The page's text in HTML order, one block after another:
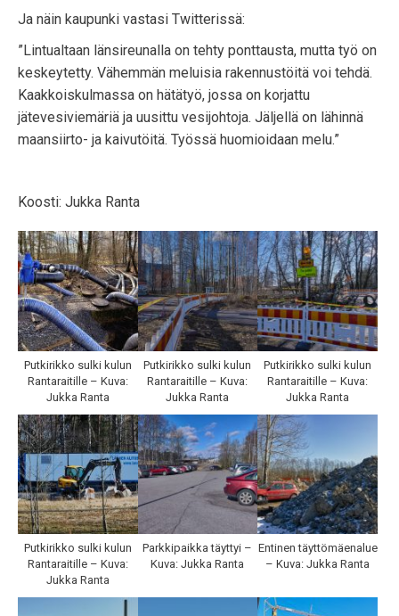
Ja näin kaupunki vastasi Twitterissä:
”Lintualtaan länsireunalla on tehty ponttausta, mutta työ on
keskeytetty. Vähemmän meluisia rakennustöitä voi tehdä.
Kaakkoiskulmassa on hätätyö, jossa on korjattu
jätevesiviemäriä ja uusittu vesijohtoja. Jäljellä on lähinnä
maansiirto- ja kaivutöitä. Työssä huomioidaan melu.”
Koosti: Jukka Ranta
Putkirikko sulki kulun
Rantaraitille – Kuva:
Jukka Ranta
Putkirikko sulki kulun
Rantaraitille – Kuva:
Jukka Ranta
Putkirikko sulki kulun
Rantaraitille – Kuva:
Jukka Ranta
Putkirikko sulki kulun
Rantaraitille – Kuva:
Jukka Ranta
Parkkipaikka täyttyi –
Kuva: Jukka Ranta
Entinen täyttömäenalue
– Kuva: Jukka Ranta